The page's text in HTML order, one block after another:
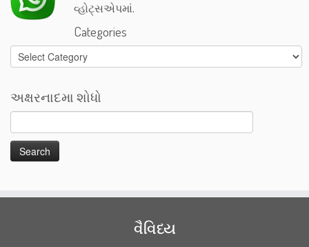
વ્હોટ્સએપમાં.
Categories
Categories
અક્ષરનાદમા શોધો
વૈવિધ્ય